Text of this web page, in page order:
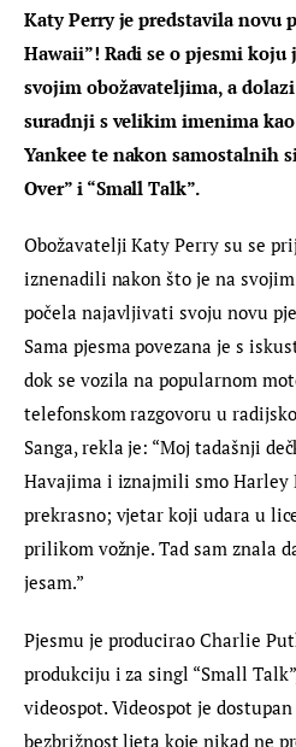
Katy Perry je predstavila novu
Hawaii”! Radi se o pjesmi
svojim obožavateljima, a
suradnji s velikim imenima
Yankee te nakon samostalnih
Over” i “Small Talk”.
Obožavatelji Katy Perry su se
iznenadili nakon što je na
počela najavljivati svoju novu
Sama pjesma povezana je s
dok se vozila na popularnom
telefonskom razgovoru u
Sanga, rekla je: “Moj tadašnji
Havajima i iznajmili smo Harley
prekrasno; vjetar koji udara u
prilikom vožnje. Tad sam znala
jesam.”
Pjesmu je producirao Charlie
produkciju i za singl “Small
videospot. Videospot je
bezbrižnost ljeta koje nikad ne